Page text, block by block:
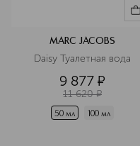
MARC JACOBS
Daisy Туалетная вода
9 877 ¤
11 620 ¤
50 мл 100 мл